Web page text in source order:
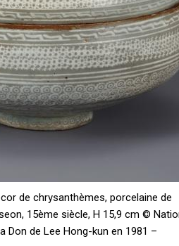
de chrysanthèmes, porcelaine de
15ème siècle, H 15,9 cm ©
Don de Lee Hong-kun en 1981 –